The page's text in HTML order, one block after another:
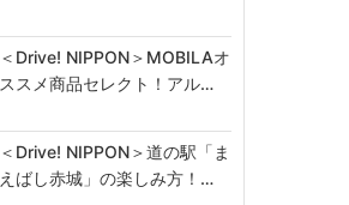
＜Drive! NIPPON＞MOBILAオ
ススメ商品セレクト！アル…
＜Drive! NIPPON＞道の駅「ま
えばし赤城」の楽しみ方！…